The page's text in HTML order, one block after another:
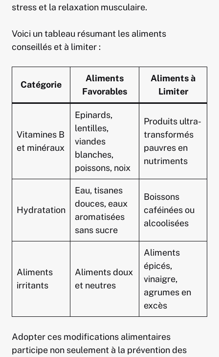
stress et la relaxation musculaire.
Voici un tableau résumant les aliments
conseillés et à limiter :
Catégorie
Aliments
Favorables
Aliments à
Limiter
Vitamines B
et minéraux
Epinards,
lentilles,
viandes
blanches,
poissons, noix
Produits ultra-
transformés
pauvres en
nutriments
Hydratation
Eau, tisanes
douces, eaux
aromatisées
sans sucre
Boissons
caféinées ou
alcoolisées
Aliments
irritants
Aliments doux
et neutres
Aliments
épicés,
vinaigre,
agrumes en
excès
Adopter ces modifications alimentaires
participe non seulement à la prévention des